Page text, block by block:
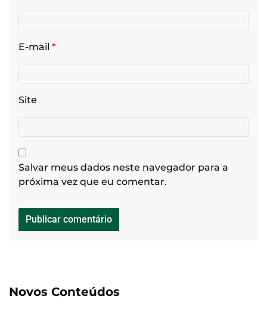
E-mail *
Site
Salvar meus dados neste navegador para a
próxima vez que eu comentar.
Novos Conteúdos